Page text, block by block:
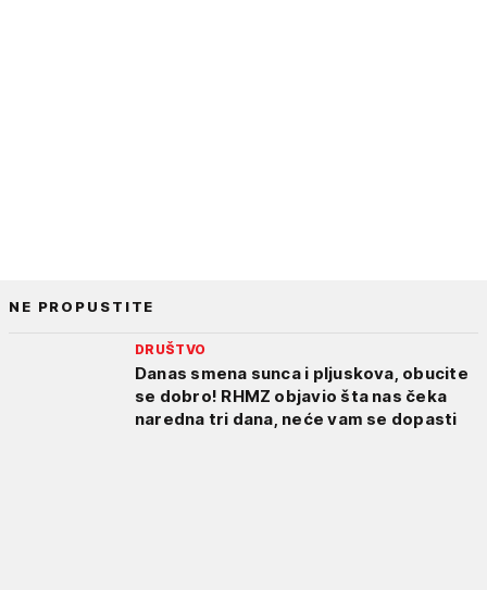
NE PROPUSTITE
DRUŠTVO
Danas smena sunca i pljuskova, obucite
se dobro! RHMZ objavio šta nas čeka
naredna tri dana, neće vam se dopasti